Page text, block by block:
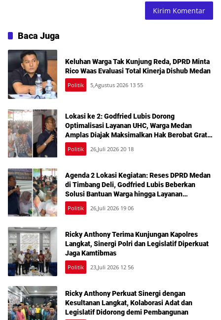
Baca Juga
Keluhan Warga Tak Kunjung Reda, DPRD Minta
Rico Waas Evaluasi Total Kinerja Dishub Medan
Politik 5,Agustus 2026 13 55
Lokasi ke 2: Godfried Lubis Dorong
Optimalisasi Layanan UHC, Warga Medan
Amplas Diajak Maksimalkan Hak Berobat Gratis
Bermodal KTP
Politik 26,Juli 2026 20 18
Agenda 2 Lokasi Kegiatan: Reses DPRD Medan
di Timbang Deli, Godfried Lubis Beberkan
Solusi Bantuan Warga hingga Layanan
Kesehatan Gratis
Politik 26,Juli 2026 19 06
Ricky Anthony Terima Kunjungan Kapolres
Langkat, Sinergi Polri dan Legislatif Diperkuat
Jaga Kamtibmas
Politik 23,Juli 2026 12 56
Ricky Anthony Perkuat Sinergi dengan
Kesultanan Langkat, Kolaborasi Adat dan
Legislatif Didorong demi Pembangunan